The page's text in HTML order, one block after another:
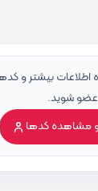
اطلاعات بیشتر و
عضو شوید.
مشاهده کدها